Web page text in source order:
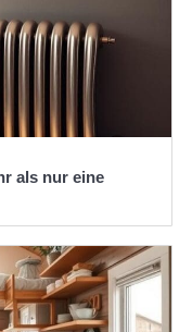
als nur eine